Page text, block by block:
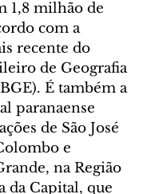
1,8 milhão de
com a
recente do
de Geografia
É também a
paranaense
de São José
e
na Região
da Capital, que